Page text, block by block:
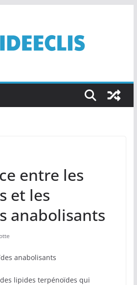
entre les
et les
anabolisants
anabolisants
lipides terpénoïdes qui